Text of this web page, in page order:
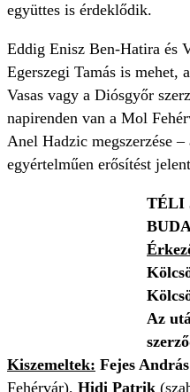
együttes is érdeklődik.
Eddig Enisz Ben-Hatira és
Egerszegi Tamás is mehet,
Vasas vagy a Diósgyőr
napirenden van a Mol
Anel Hadzic megszerzése
egyértelműen erősítést
TÉLI
Az
Kiszemeltek: Fejes András
Fehérvár), Hidi Patrik